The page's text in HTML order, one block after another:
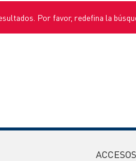
Por favor, redefina la